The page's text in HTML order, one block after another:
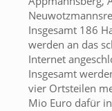
Insgesamt 186
werden an das
Internet
Insgesamt
vier Ortsteilen
Mio Euro dafür